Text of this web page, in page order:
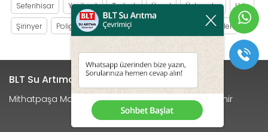
Seferihisar
Yeşilyurt Torbalı Üçyol Üçkuyular
Urla
Şirinyer
Poligon Bozyaka Yağhaneler
BLT Su Artıma Sistemleri
Mithatpaşa Mah. Kavaklı Sk. No:25/A Menderes / İzmir